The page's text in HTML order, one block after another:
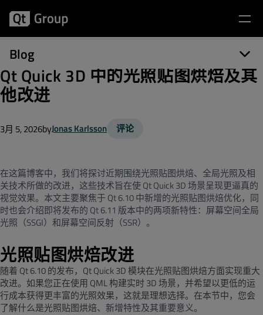
Blog
Qt Quick 3D 中的光照贴图烘焙及其
他改进
3月 5, 2026byJonas Karlsson 评论
在这篇博客中，我们将探讨近期围绕光照贴图烘焙、全局光照及相
关技术所做的改进，这些技术旨在使Qt Quick 3D 场景呈现更逼真的
视觉效果。本文主要聚焦于 Qt 6.10中新增的光照贴图烘焙优化，同
时也会介绍即将发布的 Qt 6.11 版本中的两项新特性：屏幕空间全局
光照（SSGI）和屏幕空间反射（SSR）。
光照贴图烘焙改进
随着 Qt 6.10 的发布，Qt Quick 3D 模块在光照贴图烘焙方面实现重大
改进。如果您正在使用 QML 构建实时 3D 场景，并希望以更低的运
行成本获得更丰富的光照效果，这就是理想选择。在本节中，您会
了解什么是光照贴图烘焙、 新增特性及其重要意义。